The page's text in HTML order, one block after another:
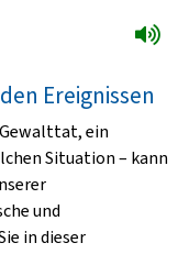
Ereignissen
ein
Situation – kann
und
in dieser